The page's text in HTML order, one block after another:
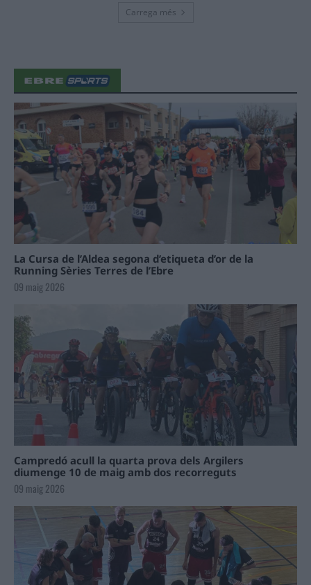
Carrega més
La Cursa de l’Aldea segona d’etiqueta d’or de la
Running Sèries Terres de l’Ebre
09 maig 2026
Campredó acull la quarta prova dels Argilers
diumenge 10 de maig amb dos recorreguts
09 maig 2026